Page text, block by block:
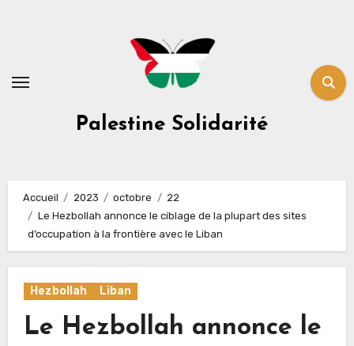
Palestine Solidarité
Accueil 2023 octobre
22
Le Hezbollah annonce le ciblage de la plupart des sites
d’occupation à la frontière avec le Liban
Hezbollah Liban
Le Hezbollah annonce le